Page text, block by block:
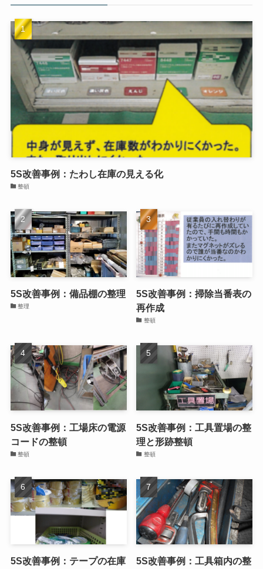
5S改善事例：たわし在庫の見える化
整頓
5S改善事例：備品棚の整理
整理
5S改善事例：掃除当番表の
再作成
整頓
5S改善事例：工場床の電源
コードの整頓
整頓
5S改善事例：工具置場の整
理と形跡整頓
整頓
5S改善事例：テープの在庫
5S改善事例：工具箱内の整